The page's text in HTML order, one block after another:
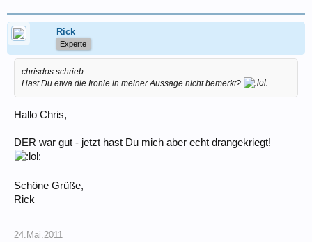
Rick
Experte
chrisdos schrieb:
Hast Du etwa die Ironie in meiner Aussage nicht bemerkt?
Hallo Chris,
DER war gut - jetzt hast Du mich aber echt drangekriegt!
Schöne Grüße,
Rick
24.Mai.2011